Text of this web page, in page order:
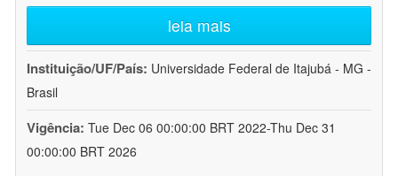
leia mais
Instituição/UF/País: Universidade Federal de Itajubá - MG -
Brasil
Vigência: Tue Dec 06 00:00:00 BRT 2022-Thu Dec 31
00:00:00 BRT 2026